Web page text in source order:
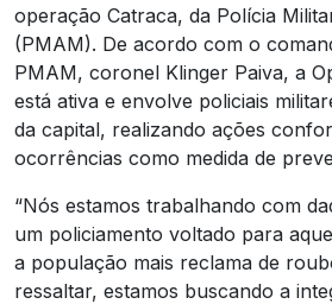
operação Catraca, da Polícia
(PMAM). De acordo com o
PMAM, coronel Klinger Paiva, a
está ativa e envolve policiais
da capital, realizando ações
ocorrências como medida de
“Nós estamos trabalhando com
um policiamento voltado para
a população mais reclama de
ressaltar, estamos buscando a